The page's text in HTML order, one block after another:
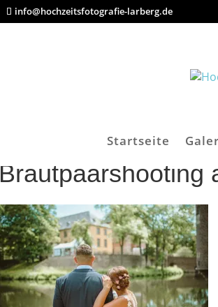
info@hochzeitsfotografie-larberg.de
Startseite
Brautpaarshooting